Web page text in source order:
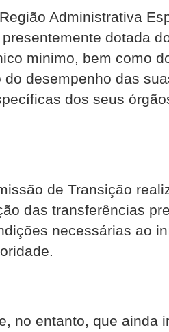
Administrativa
dotada
minimo, bem como
desempenho das
dos seus
de Transição
das transferências
necessárias ao
no entanto, que ainda